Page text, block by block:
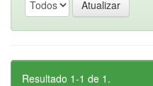
Resultado 1-1 de 1.